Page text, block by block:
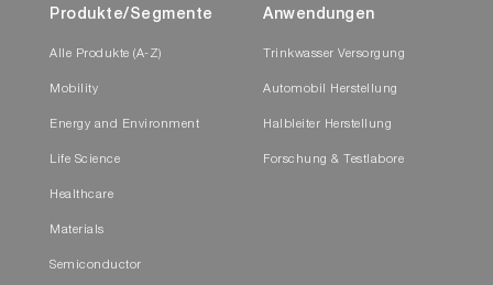
Produkte/Segmente
Alle Produkte (A-Z)
Mobility
Energy and Environment
Life Science
Healthcare
Materials
Semiconductor
Anwendungen
Trinkwasser Versorgung
Automobil Herstellung
Halbleiter Herstellung
Forschung & Testlabore